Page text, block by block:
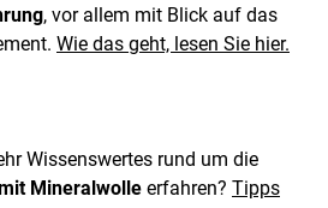
, vor allem mit Blick auf das
Wie das geht, lesen Sie hier.
Wissenswertes rund um die
Mineralwolle erfahren? Tipps